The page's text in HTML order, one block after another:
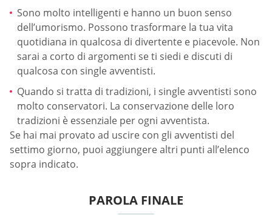
Sono molto intelligenti e hanno un buon senso
dell’umorismo. Possono trasformare la tua vita
quotidiana in qualcosa di divertente e piacevole. Non
sarai a corto di argomenti se ti siedi e discuti di
qualcosa con single avventisti.
Quando si tratta di tradizioni, i single avventisti sono
molto conservatori. La conservazione delle loro
tradizioni è essenziale per ogni avventista.
Se hai mai provato ad uscire con gli avventisti del
settimo giorno, puoi aggiungere altri punti all’elenco
sopra indicato.
PAROLA FINALE